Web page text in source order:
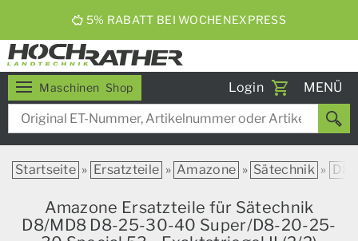
5% RABATT BEI WOCHENEXPRESS
Maschinen Shop Login
Toggle
MENÜ
Startseite » Ersatzteile » Amazone » Sätechnik »
Amazone Ersatzteile für Sätechnik
D8/MD8 D8-25-30-40 Super/D8-20-25-